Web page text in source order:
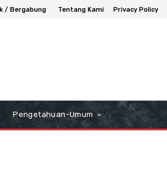
/ Bergabung Tentang Kami Privacy Policy
Pengetahuan-Umum